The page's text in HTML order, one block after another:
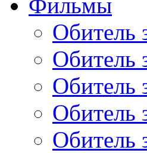
Обитель
Обитель
Обитель
Обитель
Обитель